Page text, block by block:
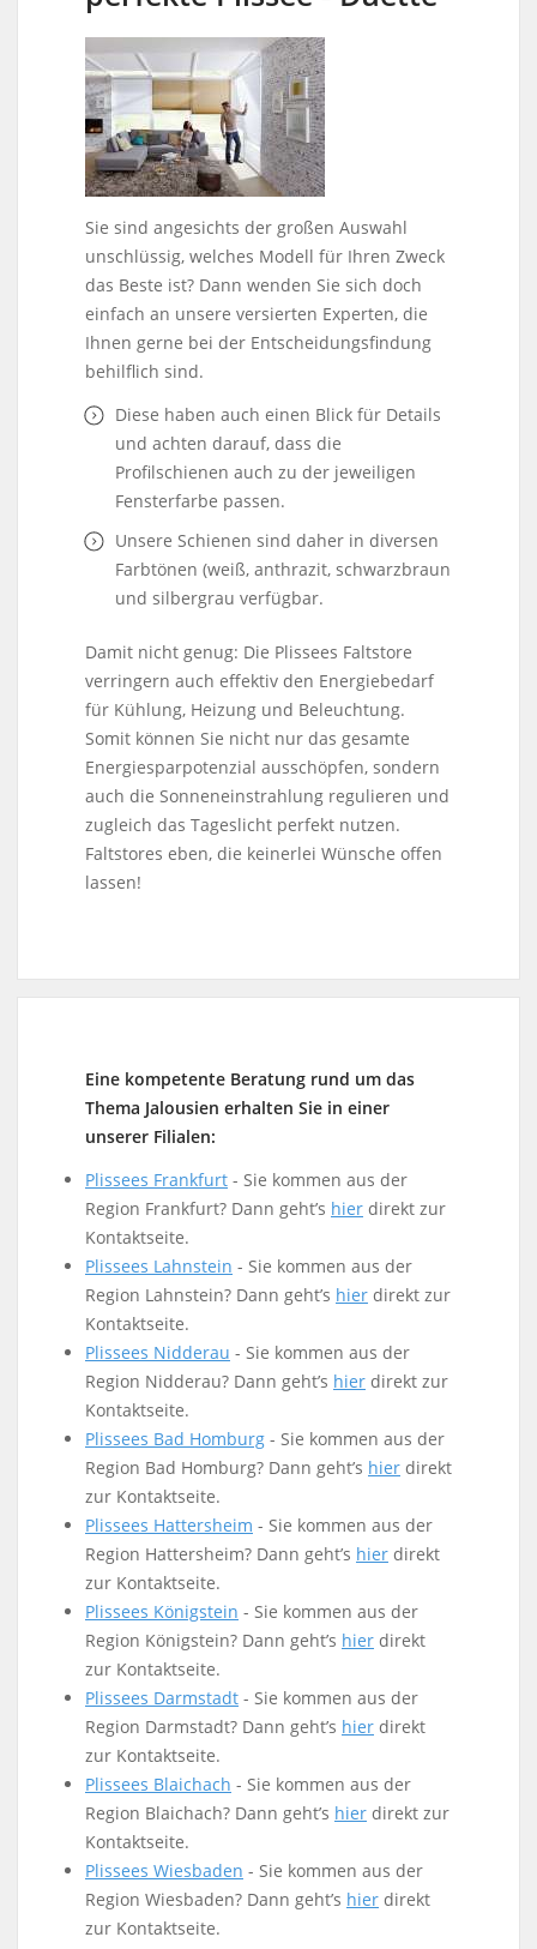
Sie sind angesichts der großen Auswahl
unschlüssig, welches Modell für Ihren Zweck
das Beste ist? Dann wenden Sie sich doch
einfach an unsere versierten Experten, die
Ihnen gerne bei der Entscheidungsfindung
behilflich sind.
Diese haben auch einen Blick für Details
und achten darauf, dass die
Profilschienen auch zu der jeweiligen
Fensterfarbe passen.
Unsere Schienen sind daher in diversen
Farbtönen (weiß, anthrazit, schwarzbraun
und silbergrau verfügbar.
Damit nicht genug: Die Plissees Faltstore
verringern auch effektiv den Energiebedarf
für Kühlung, Heizung und Beleuchtung.
Somit können Sie nicht nur das gesamte
Energiesparpotenzial ausschöpfen, sondern
auch die Sonneneinstrahlung regulieren und
zugleich das Tageslicht perfekt nutzen.
Faltstores eben, die keinerlei Wünsche offen
lassen!
Eine kompetente Beratung rund um das
Thema Jalousien erhalten Sie in einer
unserer Filialen:
Plissees Frankfurt - Sie kommen aus der
Region Frankfurt? Dann geht’s hier direkt zur
Kontaktseite.
Plissees Lahnstein - Sie kommen aus der
Region Lahnstein? Dann geht’s hier direkt zur
Kontaktseite.
Plissees Nidderau - Sie kommen aus der
Region Nidderau? Dann geht’s hier direkt zur
Kontaktseite.
Plissees Bad Homburg - Sie kommen aus der
Region Bad Homburg? Dann geht’s hier direkt
zur Kontaktseite.
Plissees Hattersheim - Sie kommen aus der
Region Hattersheim? Dann geht’s hier direkt
zur Kontaktseite.
Plissees Königstein - Sie kommen aus der
Region Königstein? Dann geht’s hier direkt
zur Kontaktseite.
Plissees Darmstadt - Sie kommen aus der
Region Darmstadt? Dann geht’s hier direkt
zur Kontaktseite.
Plissees Blaichach - Sie kommen aus der
Region Blaichach? Dann geht’s hier direkt zur
Kontaktseite.
Plissees Wiesbaden - Sie kommen aus der
Region Wiesbaden? Dann geht’s hier direkt
zur Kontaktseite.